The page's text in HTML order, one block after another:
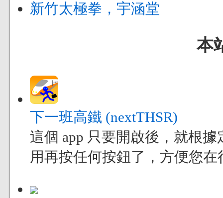
新竹太極拳，宇涵堂
本
下一班高鐵 (nextTHSR)
這個 app 只要開啟後，就根
用再按任何按鈕了，方便您